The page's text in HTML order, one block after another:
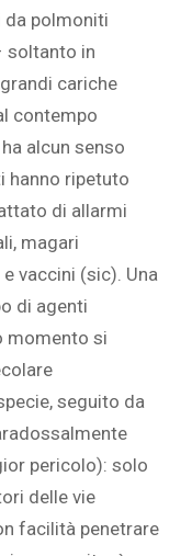
polmoniti
soltanto in
cariche
contempo
alcun senso
hanno ripetuto
di allarmi
magari
vaccini (sic). Una
di agenti
momento si
seguito da
pericolo): solo
delle vie
facilità penetrare